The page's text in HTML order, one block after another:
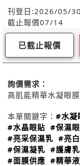
刊登日:2026/05/30
截止報價07/14
已截止報價
詢價需求：
高肌能精華水凝眼
本單關鍵字： #水凝
#水晶眼貼 #保濕
#亮采保濕乳 #亮
#保濕凝乳 #護膚
#面膜供應 #精華液